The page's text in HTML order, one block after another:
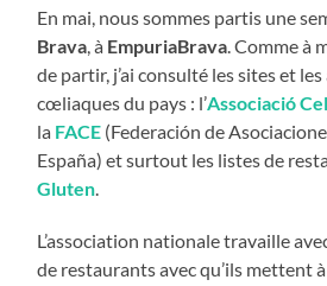
En mai, nous sommes partis une
Brava , à EmpuriaBrava . Comme à
de partir, j’ai consulté les sites et
cœliaques du pays : l’Associació
la FACE (Federación de
España) et surtout les listes de
Gluten
L’association nationale travaille
de restaurants avec qu’ils mettent